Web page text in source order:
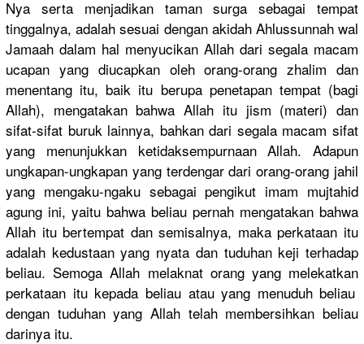
Nya serta menjadikantaman surga sebagai tempat
tinggalnya, adalah sesuai dengan akidah Ahlussunnah wal
Jamaah dalam hal menyucikan Allah dari segala macam
ucapan yang diucapkan oleh orang-orang zhalim dan
menentang itu, baik itu berupa penetapan tempat (bagi
Allah), mengatakanbahwa Allah itu jism (materi) dan
sifat-sifat buruk lainnya, bahkan dari segala macam sifat
yang menunjukkan ketidaksempurnaan Allah. Adapun
ungkapan-ungkapan yang terdengar dari orang-orang jahil
yang mengaku-ngaku sebagai pengikut imam mujtahid
agung ini, yaitu bahwa beliau pernah mengatakan bahwa
Allah itu bertempat dan semisalnya, maka perkataan itu
adalah kedustaan yang nyata dan tuduhan keji terhadap
beliau. Semoga Allah melaknat orang yang melekatkan
perkataan itu kepada beliau atau yang menuduh beliau
dengan tuduhan yang Allah telah membersihkan beliau
darinya itu.